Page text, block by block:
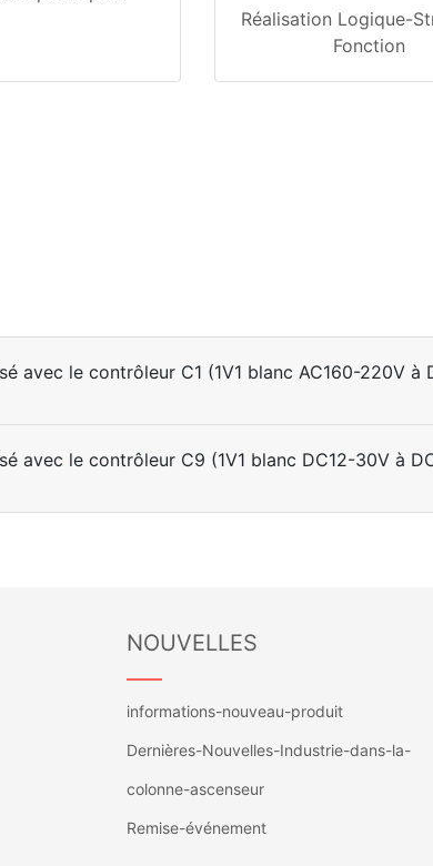
Réalisation Logique-
Fonction
avec le contrôleur C1 (1V1 blanc AC160-220V à
avec le contrôleur C9 (1V1 blanc DC12-30V à
NOUVELLES
——
informations-nouveau-produit
Dernières-Nouvelles-Industrie-dans-la-
colonne-ascenseur
Remise-événement